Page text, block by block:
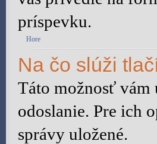
príspevku.
Hore
Na čo slúži
Táto možnosť vám
odoslanie. Pre ich
správy uložené.